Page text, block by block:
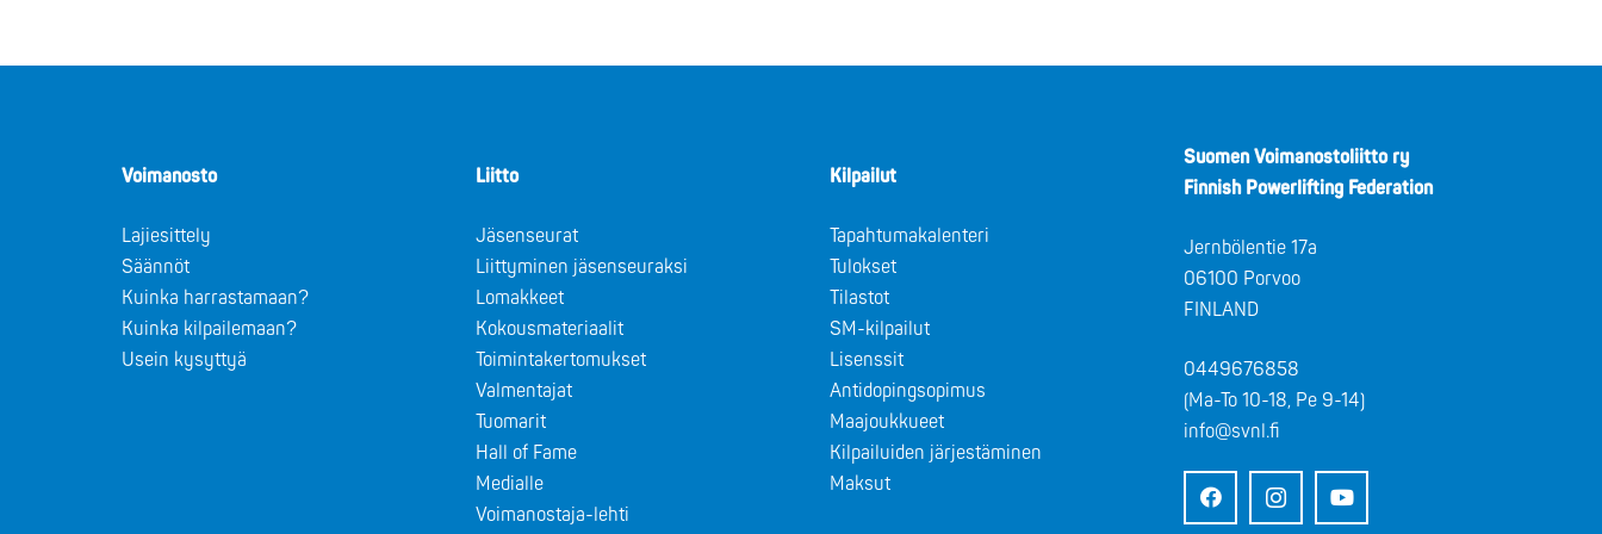
Voimanosto
Lajiesittely
Säännöt
Kuinka harrastamaan?
Kuinka kilpailemaan?
Usein kysyttyä
Liitto
Jäsenseurat
Liittyminen jäsenseuraksi
Lomakkeet
Kokousmateriaalit
Toimintakertomukset
Valmentajat
Tuomarit
Hall of Fame
Medialle
Voimanostaja-lehti
Kilpailut
Tapahtumakalenteri
Tulokset
Tilastot
SM-kilpailut
Lisenssit
Antidopingsopimus
Maajoukkueet
Kilpailuiden järjestäminen
Maksut
Suomen Voimanostoliitto ry
Finnish Powerlifting Federation
Jernbölentie 17a
06100 Porvoo
FINLAND
0449676858
(Ma-To 10-18, Pe 9-14)
info@svnl.fi